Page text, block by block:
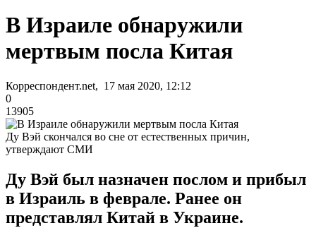
В Израиле обнаружили
мертвым посла Китая
Корреспондент.net, 17 мая 2020, 12:12
0
13905
Ду Вэй скончался во сне от естественных причин,
утверждают СМИ
Ду Вэй был назначен послом и прибыл
в Израиль в феврале. Ранее он
представлял Китай в Украине.